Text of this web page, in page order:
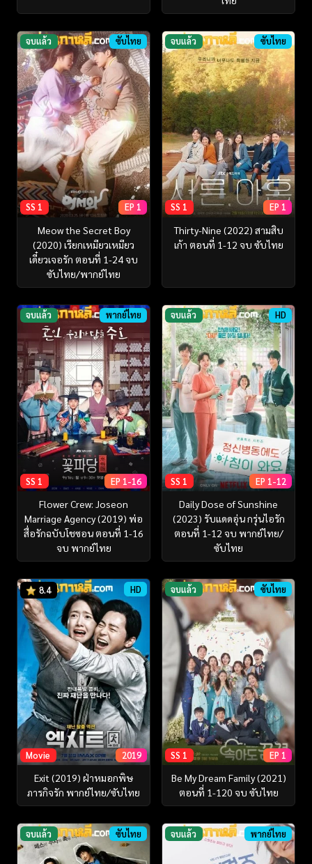
จบแล้ว ซับไทย
SS 1 EP 1
Meow the Secret Boy
(2020) เรียกเหมียวเหมียว
เดี๋ยวเจอรัก ตอนที่ 1-24 จบ
ซับไทย/พากย์ไทย
จบแล้ว ซับไทย
SS 1 EP 1
Thirty-Nine (2022) สามสิบ
เก้า ตอนที่ 1-12 จบ ซับไทย
จบแล้ว พากย์ไทย
SS 1 EP 1-16
Flower Crew: Joseon
Marriage Agency (2019) พ่อ
สื่อรักฉบับโชซอน ตอนที่ 1-16
จบ พากย์ไทย
จบแล้ว HD
SS 1 EP 1-12
Daily Dose of Sunshine
(2023) รับแดดอุ่น กรุ่นไอรัก
ตอนที่ 1-12 จบ พากย์ไทย/
ซับไทย
8.4 HD
Movie 2019
Exit (2019) ฝ่าหมอกพิษ
ภารกิจรัก พากย์ไทย/ซับไทย
จบแล้ว ซับไทย
SS 1 EP 1
Be My Dream Family (2021)
ตอนที่ 1-120 จบ ซับไทย
จบแล้ว ซับไทย จบแล้ว พากย์ไทย